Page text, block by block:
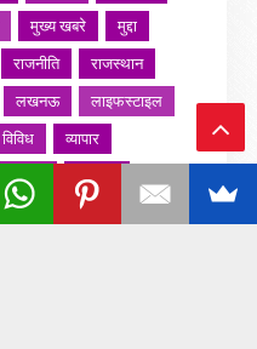
मुख्य खबरे
मुद्दा
राजनीति
राजस्थान
लखनऊ
लाइफस्टाइल
विविध
व्यापार
समाज
संस्कार
इवेंट
स्पोर्ट्स
Ba
ck